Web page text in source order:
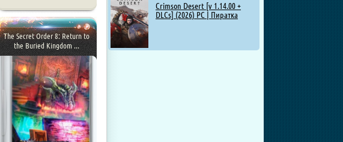
Crimson Desert [v 1.14.00 +
DLCs] (2026) PC | Пиратка
The Secret Order 8: Return to
the Buried Kingdom ...